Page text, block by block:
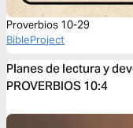
Proverbios 10-29
BibleProject
Planes de lectura y
PROVERBIOS 10:4